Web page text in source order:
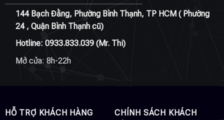
144 Bạch Đằng, Phường Bình Thạnh, TP HCM ( Phường
24 , Quận Bình Thạnh cũ)
Hotline: 0933.833.039(Mr. Thi)
Mở cửa: 8h-22h
HỖ TRỢ KHÁCH HÀNG
CHÍNH SÁCH KHÁCH